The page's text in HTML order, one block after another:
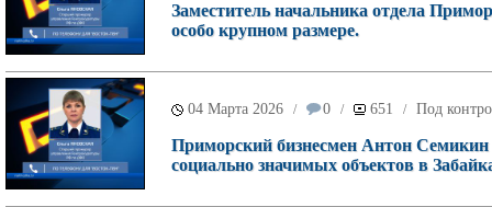
Заместитель начальника отдела
особо крупном размере.
04 Марта 2026 / 0 / 651 / Под
Приморский бизнесмен Антон Семикин
социально значимых объектов в